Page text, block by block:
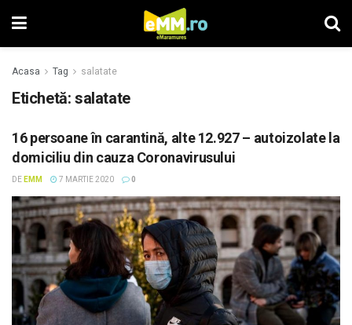
Acasa Tag salatate
Etichetă: salatate
16 persoane în carantină, alte 12.927 – autoizolate la
domiciliu din cauza Coronavirusului
DE EMM 7 MARTIE 2020 0